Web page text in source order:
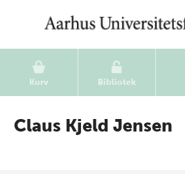
Kurv Bibliotek
Claus Kjeld Jensen